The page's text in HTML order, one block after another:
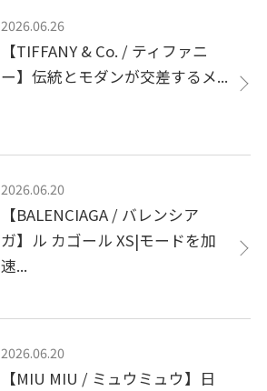
2026.06.26
【TIFFANY & Co. / ティファニ
ー】伝統とモダンが交差するメ...
2026.06.20
【BALENCIAGA / バレンシア
ガ】ル カゴール XS|モードを加
速...
2026.06.20
【MIU MIU / ミュウミュウ】日